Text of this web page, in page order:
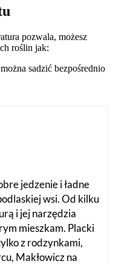
pozwala, możesz
roślin jak:
sadzić bezpośrednio
jedzenie i ładne
wsi. Od kilku
i jej narzędzia
mieszkam. Placki
z rodzynkami,
Makłowicz na